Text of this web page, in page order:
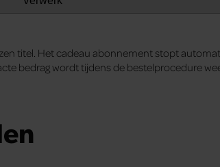
titel. Het cadeau abonnement stopt
bedrag wordt tijdens de bestelprocedure